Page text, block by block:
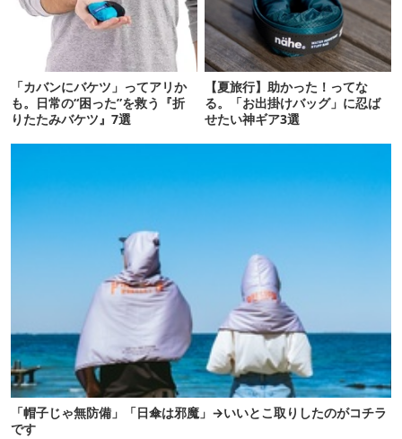
「カバンにバケツ」ってアリか
も。日常の“困った”を救う『折
りたたみバケツ』7選
【夏旅行】助かった！ってな
る。「お出掛けバッグ」に忍ば
せたい神ギア3選
「帽子じゃ無防備」「日傘は邪魔」→いいとこ取りしたのがコチラ
です